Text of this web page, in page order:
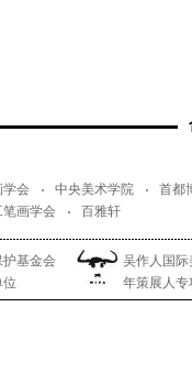
学会 中央美术学院
首都
笔画学会 百雅轩
基金会
位
吴作人国
年策展人专